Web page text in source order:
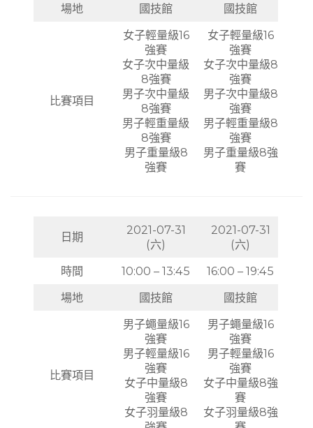
場地
國技館 國技館
比賽項目
女子輕量級16
強賽
女子次中量級
8強賽
男子次中量級
8強賽
男子輕重量級
8強賽
男子重量級8
強賽
女子輕量級16
強賽
女子次中量級8
強賽
男子次中量級8
強賽
男子輕重量級8
強賽
男子重量級8強
賽
日期
2021-07-31
(六)
2021-07-31
(六)
時間
10:00 – 13:45
16:00 – 19:45
場地
國技館 國技館
比賽項目
男子蠅量級16
強賽
男子輕量級16
強賽
女子中量級8
強賽
女子羽量級8
男子蠅量級16
強賽
男子輕量級16
強賽
女子中量級8強
賽
女子羽量級8強